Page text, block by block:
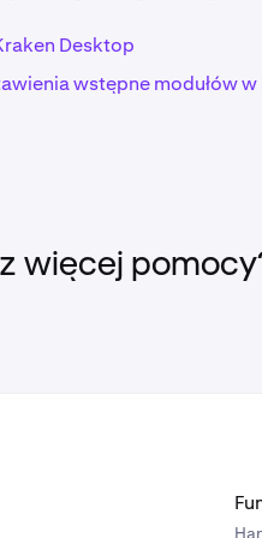
dostosowywania
wchodząc w ustawienia
Desktop
wstępne modułów
więcej